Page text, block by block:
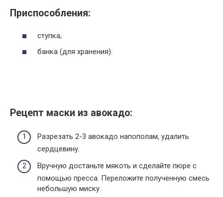
Приспособления:
ступка;
банка (для хранения).
Рецепт маски из авокадо:
Разрезать 2-3 авокадо напополам, удалить
сердцевину.
Вручную достаньте мякоть и сделайте пюре с
помощью пресса. Переложите полученную смесь
небольшую миску.